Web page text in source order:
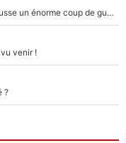
Victime de racisme contre Murray, Kyrgios pousse un énorme coup de gueule !
venir !
?